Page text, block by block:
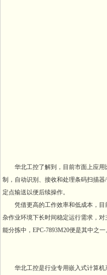
华北工控了解到，目前市面上应用
制，自动识别、接收和处理条码扫描
定点输送以便后续操作。
凭借更高的工作效率和低成本，目
杂作业环境下长时间稳定运行需求，
能分拣中，EPC-7893M20便是其中之一
华北工控是行业专用嵌入式计算机